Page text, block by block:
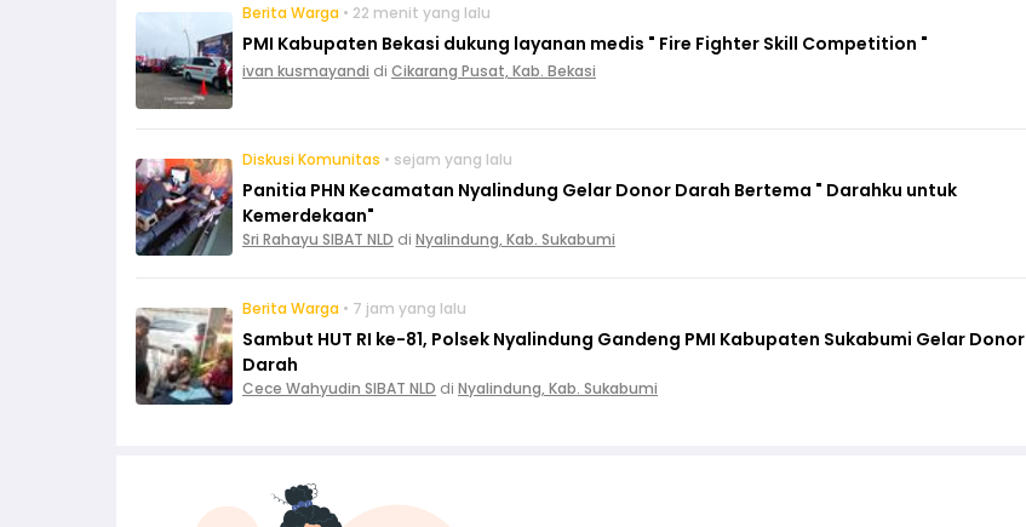
Berita Warga • 22 menit yang lalu
PMI Kabupaten Bekasi dukung layanan medis " Fire Fighter Skill Competition "
ivan kusmayandi di Cikarang Pusat, Kab. Bekasi
Diskusi Komunitas • sejam yang lalu
Panitia PHN Kecamatan Nyalindung Gelar Donor Darah Bertema " Darahku untuk
Kemerdekaan"
Sri Rahayu SIBAT NLD di Nyalindung, Kab. Sukabumi
Berita Warga • 7 jam yang lalu
Sambut HUT RI ke-81, Polsek Nyalindung Gandeng PMI Kabupaten Sukabumi Gelar Donor
Darah
Cece Wahyudin SIBAT NLD di Nyalindung, Kab. Sukabumi